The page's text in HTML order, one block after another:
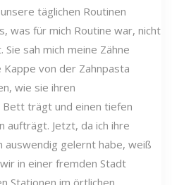
täglichen Routinen
was für mich Routine war, nicht
sah mich meine Zähne
von der Zahnpasta
wie sie ihren
Bett trägt und einen tiefen
aufträgt. Jetzt, da ich ihre
auswendig gelernt habe, weiß
in einer fremden Stadt
Stationen im örtlichen